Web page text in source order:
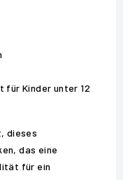
Kinder unter 12
dieses
das eine
für ein